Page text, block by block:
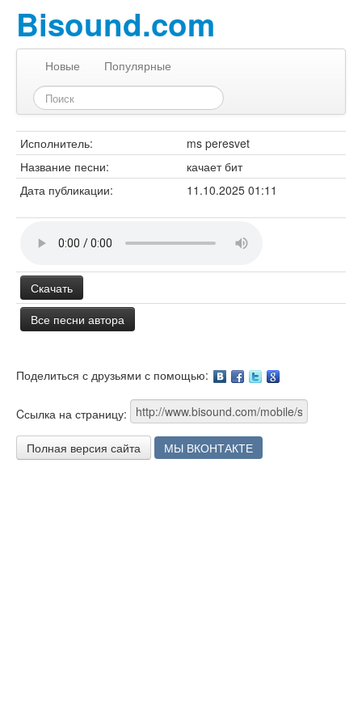
Bisound.com
Новые Популярные
Исполнитель:
ms peresvet
Название песни:
качает бит
Дата публикации:
11.10.2025 01:11
Скачать
Все песни автора
Поделиться с друзьями с помощью:
Cсылка на страницу:
Полная версия сайта МЫ ВКОНТАКТЕ